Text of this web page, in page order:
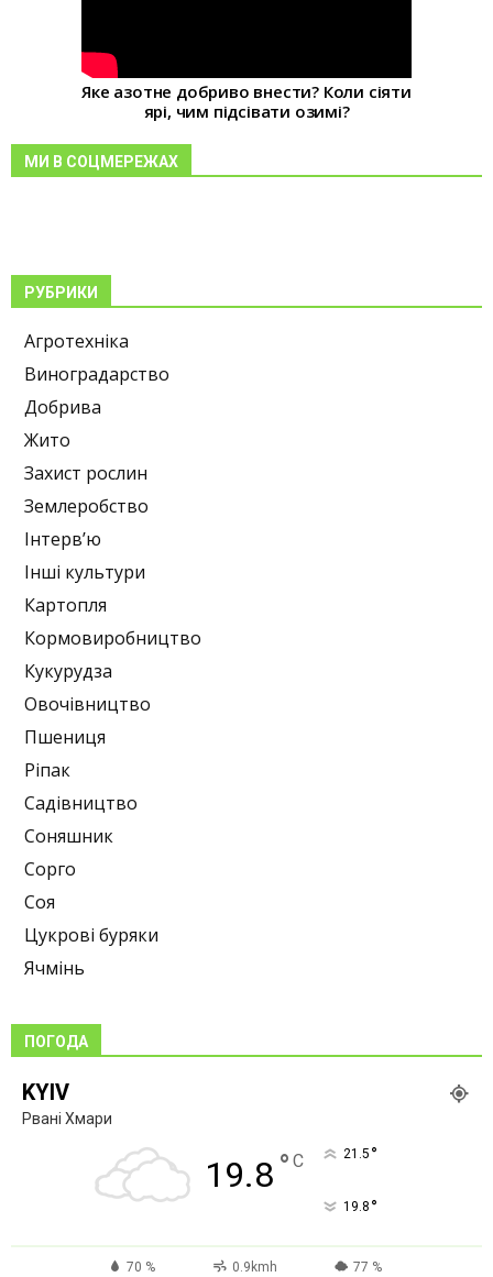
Яке азотне добриво внести? Коли сіяти
ярі, чим підсівати озимі?
МИ В СОЦМЕРЕЖАХ
РУБРИКИ
Агротехніка
Виноградарство
Добрива
Жито
Захист рослин
Землеробство
Інтерв’ю
Інші культури
Картопля
Кормовиробництво
Кукурудза
Овочівництво
Пшениця
Ріпак
Садівництво
Соняшник
Сорго
Соя
Цукрові буряки
Ячмінь
ПОГОДА
KYIV
Рвані Хмари
19.8 ° C 21.5 °
19.8 °
70 % 0.9kmh 77 %